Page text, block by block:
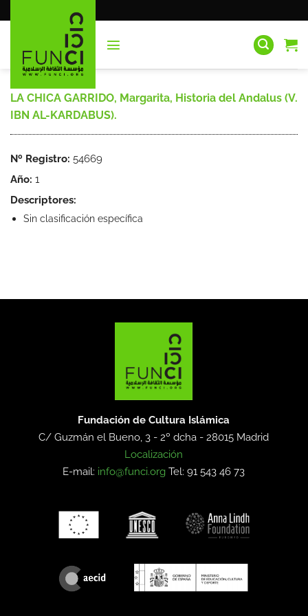
al
LA CHICA GARRIDO, Margarita, Historia del Andalus (V.
IBN AL-KARDABUS).
Nº Registro: 54669
Año: 1
Descriptores:
Sin clasificación específica
Fundación de Cultura Islámica
C/ Guzmán el Bueno, 3 - 2º dcha -28015 Madrid
Localización
E-mail: info@funci.org Tel: 91 543 46 73